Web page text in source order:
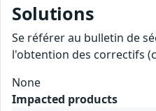
Solutions
Se référer au bulletin de
l'obtention des correctifs
None
Impacted products